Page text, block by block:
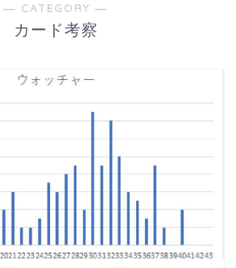
― CATEGORY ―
カード考察